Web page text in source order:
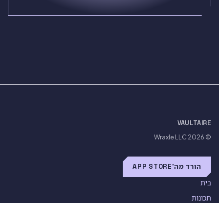
VAULTAIRE
© 2026
Wraxle LLC
הורד מה־APP STORE
בית
תכונות